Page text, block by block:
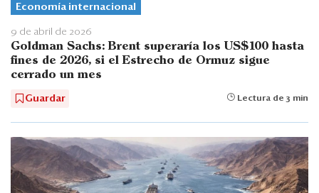
Economía internacional
9 de abril de 2026
Goldman Sachs: Brent superaría los US$100 hasta
fines de 2026, si el Estrecho de Ormuz sigue
cerrado un mes
Guardar Lectura de 3 min